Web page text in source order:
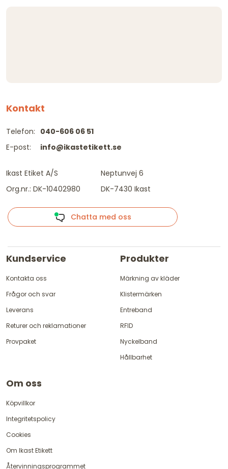
Kontakt
Telefon:
E-post:
040-606 06 51
info@ikastetikett.se
Ikast Etiket A/S
Org.nr.: DK-10402980
Neptunvej 6
DK-7430 Ikast
Chatta med oss
Kundservice
Kontakta oss
Frågor och svar
Leverans
Returer och reklamationer
Provpaket
Produkter
Märkning av kläder
Klistermärken
Entreband
RFID
Nyckelband
Hållbarhet
Om oss
Köpvillkor
Integritetspolicy
Cookies
Om Ikast Etikett
Återvinningsprogrammet